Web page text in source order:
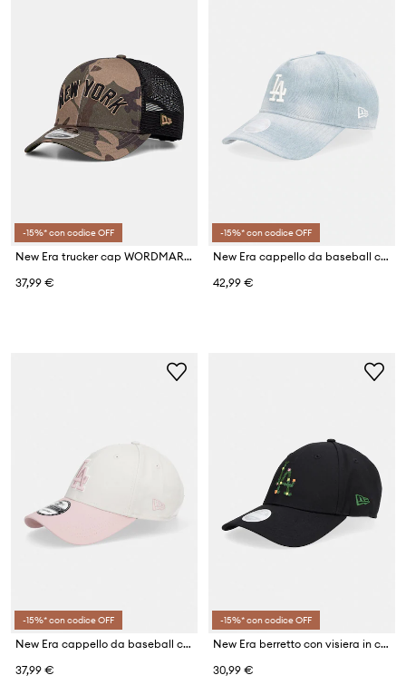
-15%* con codice OFF
New Era trucker cap WORDMARK CAMO 940 MC NYY
37,99 €
-15%* con codice OFF
New Era cappello da baseball con cotone DENIM 920 LA DODGERS
42,99 €
-15%* con codice OFF
New Era cappello da baseball con cotone WS PATCH 940 LA DODGERSCO
37,99 €
-15%* con codice OFF
New Era berretto con visiera in cotone FLORAL INFILL 940 LA DODGERS
30,99 €